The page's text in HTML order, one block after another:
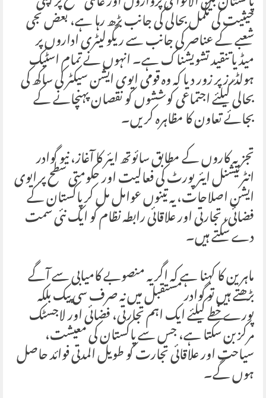
حیثیت کی مکمل بحالی کی جانب بڑھ رہا ہے، بعض نجی
شعبے کے عناصر کی جانب سے ریگولیٹری اداروں پر
میڈیا تنقید تشویشناک ہے۔ انہوں نے تمام اسٹیک
ہولڈرز پر زور دیا کہ وہ قومی ایوی ایشن سیکٹر کی ساکھ کی
بحالی کیلئے اجتماعی کوششوں کو نقصان پہنچانے کے
بجائے تعاون کا مظاہرہ کریں۔
تجزیہ کاروں کے مطابق سائوتھ ایئر کا آغاز، نیو گوادر
انٹرنیشنل ایئرپورٹ کی فعالیت اور حکومتی سطح پر ایوی
ایشن اصلاحات، یہ تینوں عوامل مل کر پاکستان کے
فضائی، تجارتی اور علاقائی رابطہ نظام کو ایک نئی سمت
دے سکتے ہیں۔
ماہرین کا کہنا ہے کہ اگر یہ منصوبے کامیابی سے آگے
بڑھتے ہیں تو گوادر مستقبل میں نہ صرف سی پیک بلکہ
پورے خطے کیلئے ایک اہم تجارتی، فضائی اور لاجسٹک
مرکز بن سکتا ہے، جس سے پاکستان کی معیشت،
سیاحت اور علاقائی تجارت کو طویل المدتی فوائد حاصل
ہوں گے۔